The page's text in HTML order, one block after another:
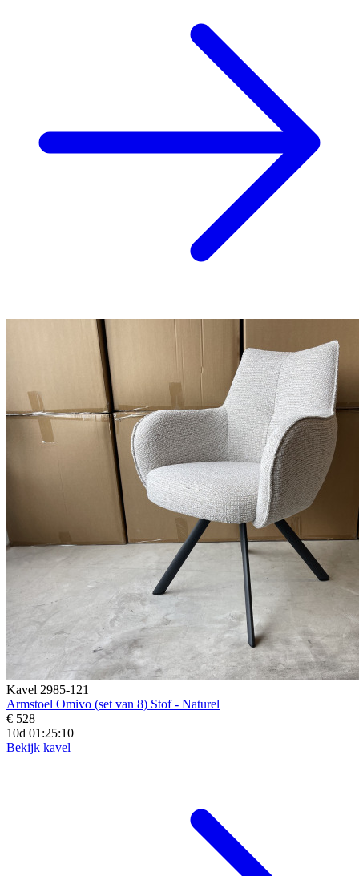
Kavel 2985-121
Armstoel Omivo (set van 8) Stof - Naturel
€ 528
10d 01:25:08
Bekijk kavel